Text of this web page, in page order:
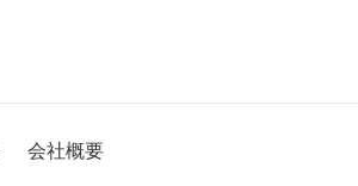
会社概要